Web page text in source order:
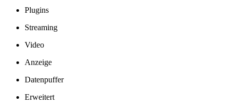
Plugins
Streaming
Video
Anzeige
Datenpuffer
Erweitert